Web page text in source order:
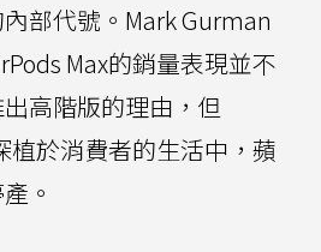
部代號。Mark Gurman
Max的銷量表現並不
高階版的理由，但
植於消費者的生活中，蘋
。